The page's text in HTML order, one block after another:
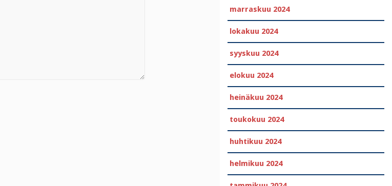
marraskuu 2024
lokakuu 2024
syyskuu 2024
elokuu 2024
heinäkuu 2024
toukokuu 2024
huhtikuu 2024
helmikuu 2024